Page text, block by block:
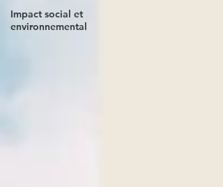
Impact social et
environnemental